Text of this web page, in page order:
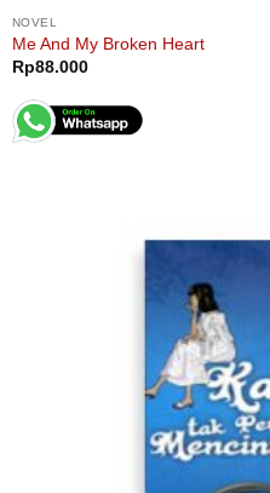
NOVEL
Me And My Broken Heart
Rp88.000